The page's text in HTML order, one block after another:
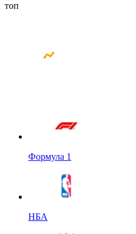
топ
Формула 1
НБА